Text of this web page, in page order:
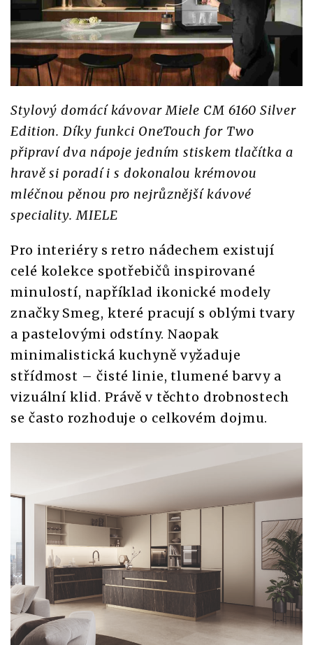
Stylový domácí kávovar Miele CM 6160 Silver
Edition. Díky funkci OneTouch for Two
připraví dva nápoje jedním stiskem tlačítka a
hravě si poradí i s dokonalou krémovou
mléčnou pěnou pro nejrůznější kávové
speciality. MIELE
Pro interiéry s retro nádechem existují
celé kolekce spotřebičů inspirované
minulostí, například ikonické modely
značky Smeg, které pracují s oblými tvary
a pastelovými odstíny. Naopak
minimalistická kuchyně vyžaduje
střídmost – čisté linie, tlumené barvy a
vizuální klid. Právě v těchto drobnostech
se často rozhoduje o celkovém dojmu.